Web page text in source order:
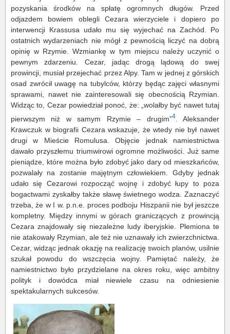
pozyskania środków na spłatę ogromnych długów. Przed
odjazdem bowiem oblegli Cezara wierzyciele i dopiero po
interwencji Krassusa udało mu się wyjechać na Zachód. Po
ostatnich wydarzeniach nie mógł z pewnością liczyć na dobrą
opinię w Rzymie. Wzmiankę w tym miejscu należy uczynić o
pewnym zdarzeniu. Cezar, jadąc drogą lądową do swej
prowincji, musiał przejechać przez Alpy. Tam w jednej z górskich
osad zwrócił uwagę na tubylców, którzy będąc zajęci własnymi
sprawami, nawet nie zainteresowali się obecnością Rzymian.
Widząc to, Cezar powiedział ponoć, że: „wolałby być nawet tutaj
pierwszym niż w samym Rzymie – drugim”4. Aleksander
Krawczuk w biografii Cezara wskazuje, że wtedy nie był nawet
drugi w Mieście Romulusa. Objęcie jednak namiestnictwa
dawało przyszłemu triumwirowi ogromne możliwości. Już same
pieniądze, które można było zdobyć jako dary od mieszkańców,
pozwalały na zostanie majętnym człowiekiem. Gdyby jednak
udało się Cezarowi rozpocząć wojnę i zdobyć łupy to poza
bogactwami zyskałby także sławę świetnego wodza. Zaznaczyć
trzeba, że w I w. p.n.e. proces podboju Hiszpanii nie był jeszcze
kompletny. Między innymi w górach graniczących z prowincją
Cezara znajdowały się niezależne ludy iberyjskie. Plemiona te
nie atakowały Rzymian, ale też nie uznawały ich zwierzchnictwa.
Cezar, widząc jednak okazję na realizację swoich planów, usilnie
szukał powodu do wszczęcia wojny. Pamiętać należy, że
namiestnictwo było przydzielane na okres roku, więc ambitny
polityk i dowódca miał niewiele czasu na odniesienie
spektakularnych sukcesów.